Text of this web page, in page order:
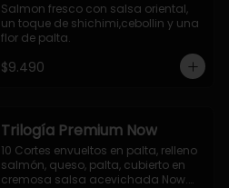
Salmon fresco con salsa oriental,
un toque de shichimi,cebollin y una
flor de palta.
$9.490
Trilogía Premium Now
10 Cortes envueltos en palta, relleno
salmón, queso, palta, cubierto en
cremosa salsa acevichada Now.